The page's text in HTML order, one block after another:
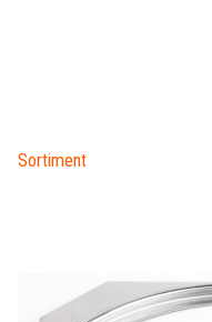
Sortiment